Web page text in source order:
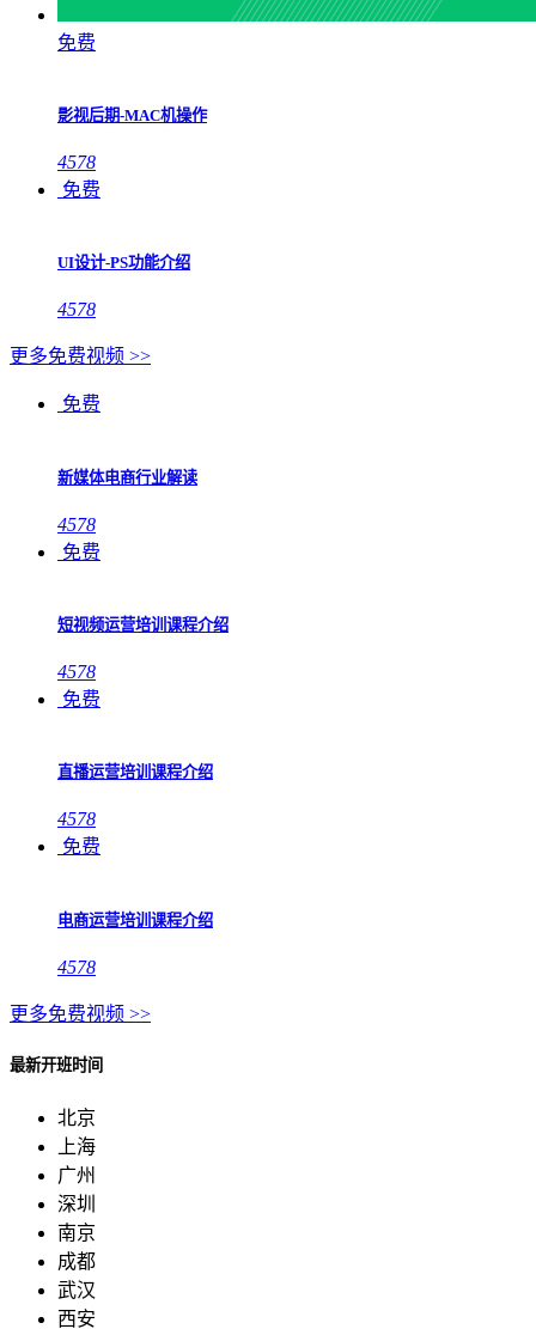
免费
影视后期-MAC机操作
4578
免费
UI设计-PS功能介绍
4578
更多免费视频 >>
免费
新媒体电商行业解读
4578
免费
短视频运营培训课程介绍
4578
免费
直播运营培训课程介绍
4578
免费
电商运营培训课程介绍
4578
更多免费视频 >>
最新开班时间
北京
上海
广州
深圳
南京
成都
武汉
西安